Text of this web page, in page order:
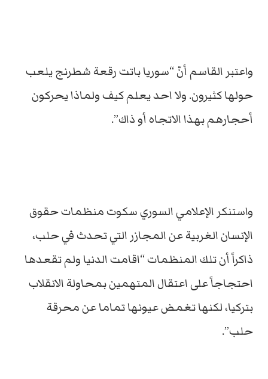
واعتبر القاسم أنّ “سوريا باتت رقعة شطرنج يلعب
حولها كثيرون. ولا احد يعلم كيف ولماذا يحركون
أحجارهم بهذا الاتجاه أو ذاك”.
واستنكر الإعلامي السوري سكوت منظمات حقوق
الإنسان الغربية عن المجازر التي تحدث في حلب،
ذاكراً أن تلك المنظمات “اقامت الدنيا ولم تقعدها
احتجاجاً على اعتقال المتهمين بمحاولة الانقلاب
بتركيا، لكنها تغمض عيونها تماما عن محرقة
حلب”.